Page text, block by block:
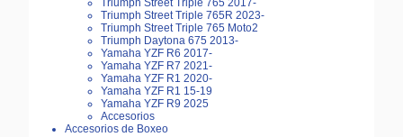
Triumph Street Triple 765 2017-
Triumph Street Triple 765R 2023-
Triumph Street Triple 765 Moto2
Triumph Daytona 675 2013-
Yamaha YZF R6 2017-
Yamaha YZF R7 2021-
Yamaha YZF R1 2020-
Yamaha YZF R1 15-19
Yamaha YZF R9 2025
Accesorios
Accesorios de Boxeo